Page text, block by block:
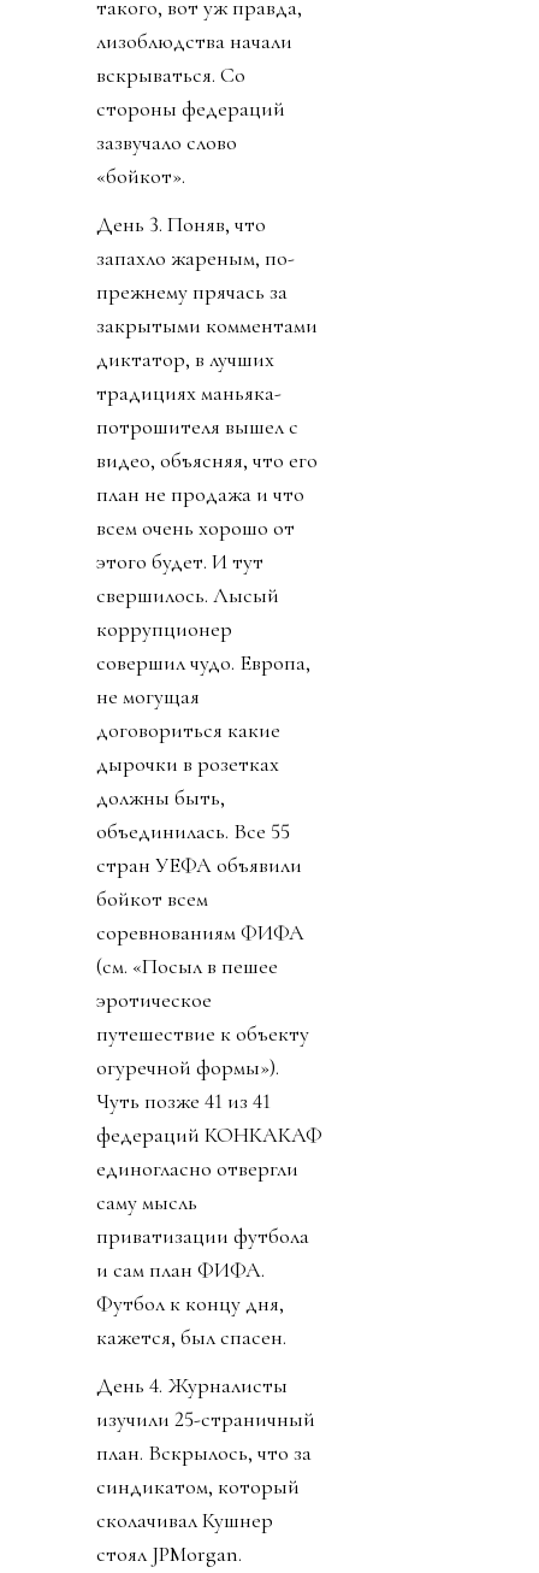
такого, вот уж правда,
лизоблюдства начали
вскрываться. Со
стороны федераций
зазвучало слово
«бойкот».
День 3. Поняв, что
запахло жареным, по-
прежнему прячась за
закрытыми комментами
диктатор, в лучших
традициях маньяка-
потрошителя вышел с
видео, объясняя, что его
план не продажа и что
всем очень хорошо от
этого будет. И тут
свершилось. Лысый
коррупционер
совершил чудо. Европа,
не могущая
договориться какие
дырочки в розетках
должны быть,
объединилась. Все 55
стран УЕФА объявили
бойкот всем
соревнованиям ФИФА
(см. «Посыл в пешее
эротическое
путешествие к объекту
огуречной формы»).
Чуть позже 41 из 41
федераций КОНКАКАФ
единогласно отвергли
саму мысль
приватизации футбола
и сам план ФИФА.
Футбол к концу дня,
кажется, был спасен.
День 4. Журналисты
изучили 25-страничный
план. Вскрылось, что за
синдикатом, который
сколачивал Кушнер
стоял JPMorgan.